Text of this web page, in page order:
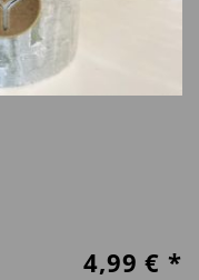
4,99 € *